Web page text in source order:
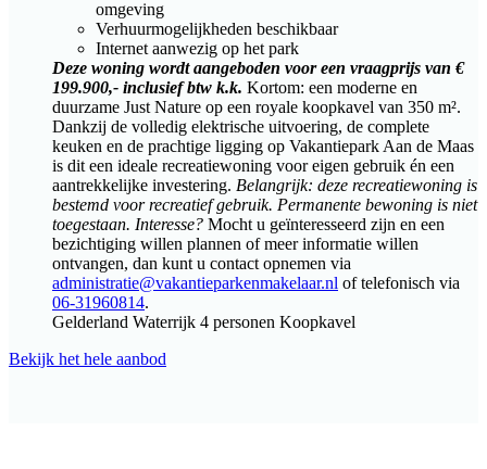
omgeving
Verhuurmogelijkheden beschikbaar
Internet aanwezig op het park
Deze woning wordt aangeboden voor een vraagprijs van €
199.900,- inclusief btw k.k. Kortom: een moderne en
duurzame Just Nature op een royale koopkavel van 350 m².
Dankzij de volledig elektrische uitvoering, de complete
keuken en de prachtige ligging op Vakantiepark Aan de Maas
is dit een ideale recreatiewoning voor eigen gebruik én een
aantrekkelijke investering. Belangrijk: deze recreatiewoning is
bestemd voor recreatief gebruik. Permanente bewoning is niet
toegestaan. Interesse? Mocht u geïnteresseerd zijn en een
bezichtiging willen plannen of meer informatie willen
ontvangen, dan kunt u contact opnemen via
administratie@vakantieparkenmakelaar.nl of telefonisch via
06-31960814.
Gelderland Waterrijk 4 personen Koopkavel
Bekijk het hele aanbod